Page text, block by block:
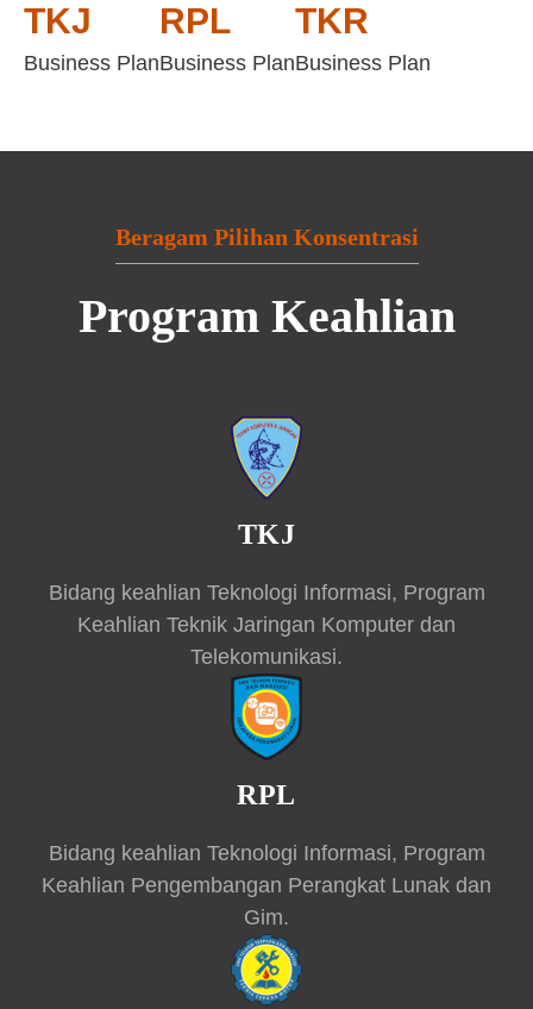
TKJ
Business Plan
RPL
Business Plan
TKR
Business Plan
Beragam Pilihan Konsentrasi
Program Keahlian
TKJ
Bidang keahlian Teknologi Informasi, Program
Keahlian Teknik Jaringan Komputer dan
Telekomunikasi.
RPL
Bidang keahlian Teknologi Informasi, Program
Keahlian Pengembangan Perangkat Lunak dan
Gim.